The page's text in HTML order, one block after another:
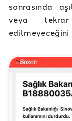
sonrasında
veya
edilmeyeceğini